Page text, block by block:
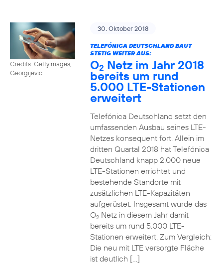
Credits: Gettyimages,
Georgijevic
30. Oktober 2018
TELEFÓNICA DEUTSCHLAND BAUT
STETIG WEITER AUS:
O2 Netz im Jahr 2018
bereits um rund
5.000 LTE-Stationen
erweitert
Telefónica Deutschland setzt den
umfassenden Ausbau seines LTE-
Netzes konsequent fort. Allein im
dritten Quartal 2018 hat Telefónica
Deutschland knapp 2.000 neue
LTE-Stationen errichtet und
bestehende Standorte mit
zusätzlichen LTE-Kapazitäten
aufgerüstet. Insgesamt wurde das
O2Netz in diesem Jahr damit
bereits um rund 5.000 LTE-
Stationen erweitert. Zum Vergleich:
Die neu mit LTE versorgte Fläche
ist deutlich […]